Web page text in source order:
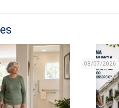
08/07/2026